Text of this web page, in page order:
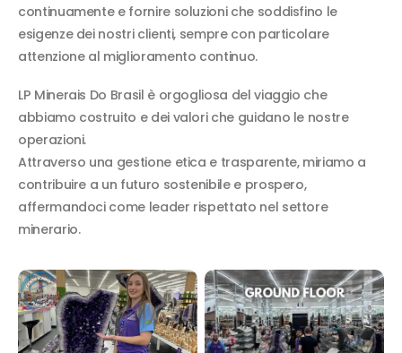
continuamente e fornire soluzioni che soddisfino le
esigenze dei nostri clienti, sempre con particolare
attenzione al miglioramento continuo.
LP Minerais Do Brasil è orgogliosa del viaggio che
abbiamo costruito e dei valori che guidano le nostre
operazioni.
Attraverso una gestione etica e trasparente, miriamo a
contribuire a un futuro sostenibile e prospero,
affermandoci come leader rispettato nel settore
minerario.